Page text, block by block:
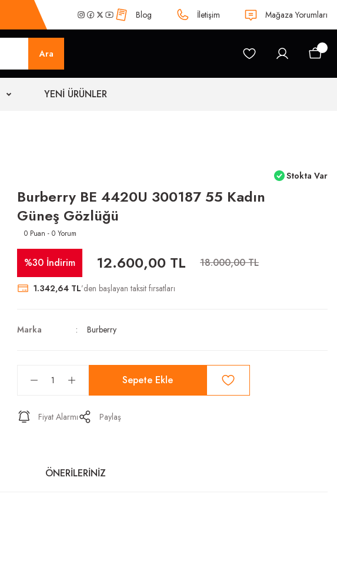
Blog İletişim Mağaza Yorumları
Ara
YENİ ÜRÜNLER
Burberry BE 4420U 300187 55 Kadın
Güneş Gözlüğü
0 Puan - 0 Yorum
Stokta Var
%30 İndirim 12.600,00 TL 18.000,00 TL
1.342,64 TL’den başlayan taksit fırsatları
Marka Burberry
Sepete Ekle
Fiyat Alarmı Paylaş
ÖNERİLERİNİZ